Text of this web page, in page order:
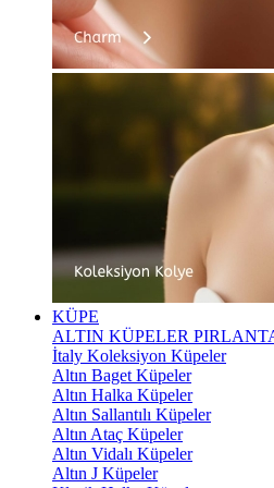
KÜPE
ALTIN KÜPELER
İtaly Koleksiyon Küpeler
Altın Baget Küpeler
Altın Halka Küpeler
Altın Sallantılı Küpeler
Altın Ataç Küpeler
Altın Vidalı Küpeler
Altın J Küpeler